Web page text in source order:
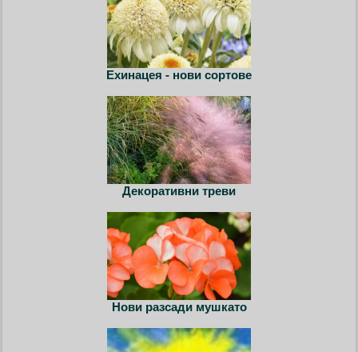
Ехинацея - нови сортове
Декоративни треви
Нови разсади мушкато